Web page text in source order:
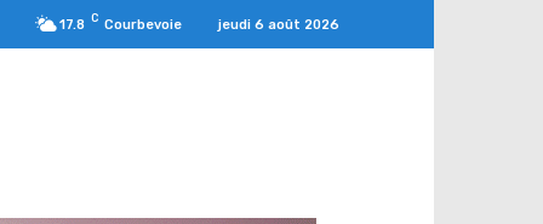
17.8 C Courbevoie jeudi 6 août 2026